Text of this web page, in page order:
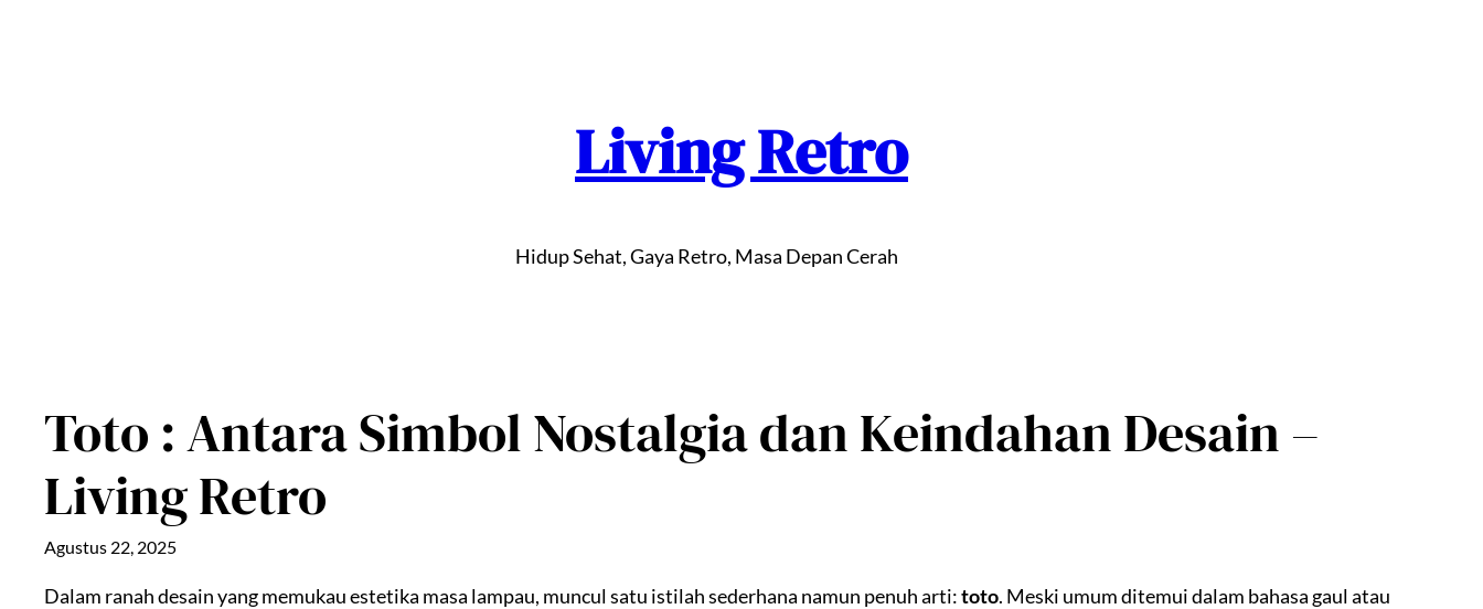
Living Retro
Hidup Sehat, Gaya Retro, Masa Depan Cerah
Toto : Antara Simbol Nostalgia dan Keindahan Desain –
Living Retro
Agustus 22, 2025
Dalam ranah desain yang memukau estetika masa lampau, muncul satu istilah sederhana namun penuh arti:toto. Meski umum ditemui dalam bahasa gaul atau